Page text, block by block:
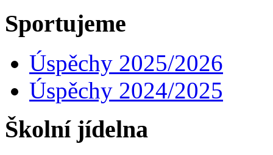
Sportujeme
Úspěchy 2025/2026
Úspěchy 2024/2025
Školní jídelna